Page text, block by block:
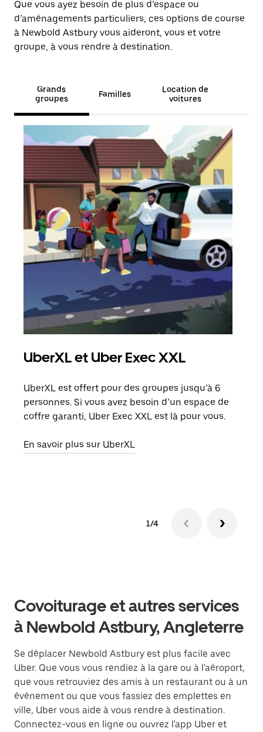
Que vous ayez besoin de plus d’espace ou
d’aménagements particuliers, ces options de course
à Newbold Astbury vous aideront, vous et votre
groupe, à vous rendre à destination.
Grands
groupes
Familles
Location de
voitures
UberXL et Uber Exec XXL
UberXL est offert pour des groupes jusqu’à 6
personnes. Si vous avez besoin d’un espace de
coffre garanti, Uber Exec XXL est là pour vous.
En savoir plus sur UberXL
1/4
Covoiturage et autres services
à Newbold Astbury, Angleterre
Se déplacer Newbold Astbury est plus facile avec
Uber. Que vous vous rendiez à la gare ou à l'aéroport,
que vous retrouviez des amis à un restaurant ou à un
événement ou que vous fassiez des emplettes en
ville, Uber vous aide à vous rendre à destination.
Connectez-vous en ligne ou ouvrez l'app Uber et